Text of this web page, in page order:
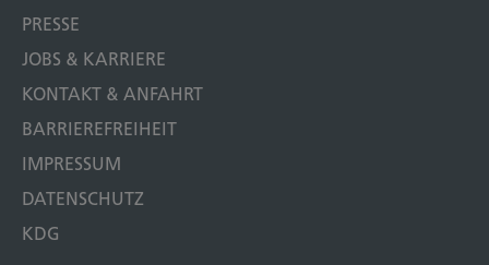
PRESSE
JOBS & KARRIERE
KONTAKT & ANFAHRT
BARRIEREFREIHEIT
IMPRESSUM
DATENSCHUTZ
KDG